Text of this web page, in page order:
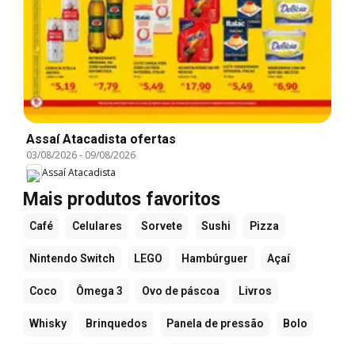
Assaí Atacadista ofertas
03/08/2026- 09/08/2026
Assaí Atacadista
Mais produtos favoritos
Café Celulares Sorvete Sushi Pizza
Nintendo Switch LEGO Hambúrguer Açaí
Coco Ômega 3 Ovo de páscoa Livros
Whisky Brinquedos Panela de pressão Bolo